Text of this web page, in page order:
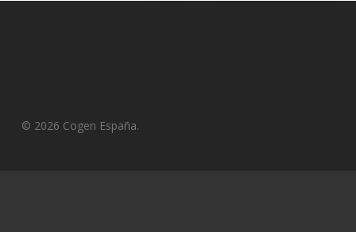
© 2026 Cogen España.